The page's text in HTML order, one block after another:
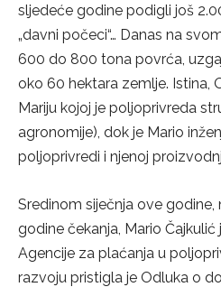
sljedeće godine podigli još
„davni počeci“… Danas na
600 do 800 tona povrća,
oko 60 hektara zemlje. Istina,
Mariju kojoj je poljoprivreda
agronomije), dok je Mario
poljoprivredi i njenoj
Sredinom siječnja ove
godine čekanja, Mario
Agencije za plaćanja u
razvoju pristigla je Odluka o